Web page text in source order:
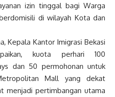
izin tinggal bagi Warga
di wilayah Kota dan
Kepala Kantor Imigrasi Bekasi
kuota perhari 100
dan 50 permohonan untuk
Mall yang dekat
menjadi pertimbangan utama